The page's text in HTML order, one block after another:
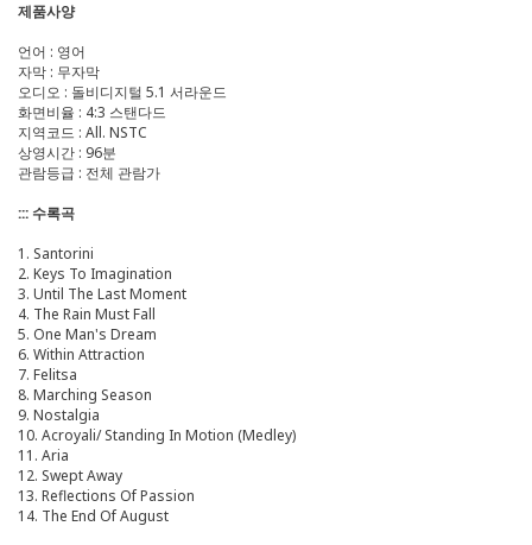
제품사양
언어 : 영어
자막 : 무자막
오디오 : 돌비디지털 5.1 서라운드
화면비율 : 4:3 스탠다드
지역코드 : All. NSTC
상영시간 : 96분
관람등급 : 전체 관람가
::: 수록곡
1. Santorini
2. Keys To Imagination
3. Until The Last Moment
4. The Rain Must Fall
5. One Man's Dream
6. Within Attraction
7. Felitsa
8. Marching Season
9. Nostalgia
10. Acroyali/ Standing In Motion (Medley)
11. Aria
12. Swept Away
13. Reflections Of Passion
14. The End Of August